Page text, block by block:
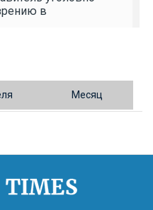
в
выращивание
о зоне, свободной от
Месяц